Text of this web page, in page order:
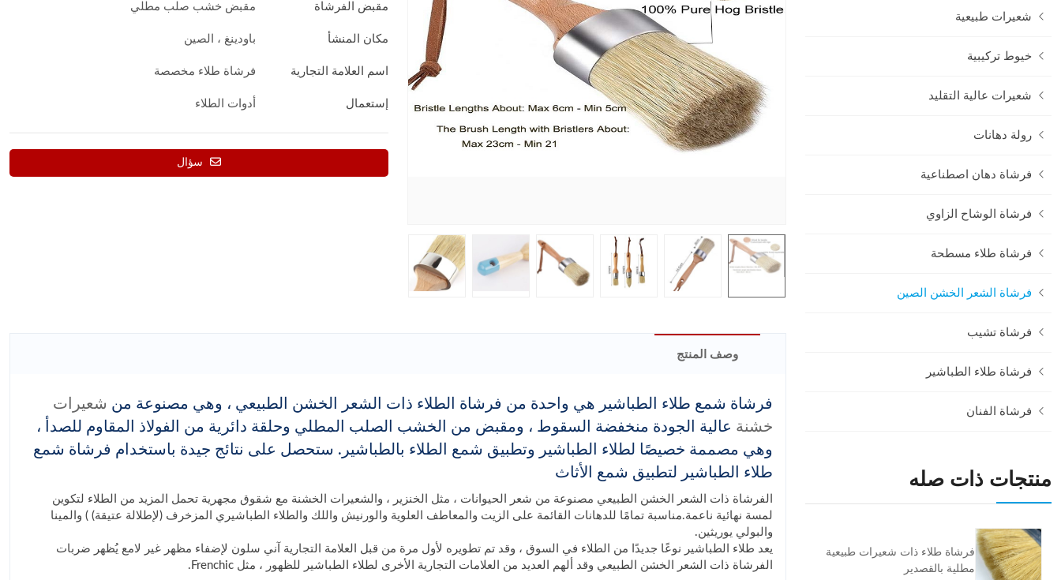
مقبض الفرشاة مقبض خشب صلب مطلي
مكان المنشأ باودينغ ، الصين
اسم العلامة التجارية فرشاة طلاء مخصصة
إستعمال أدوات الطلاء
سؤال
وصف المنتج
فرشاة شمع طلاء الطباشير هي واحدة من فرشاة الطلاء ذات الشعر الخشن الطبيعي ، وهي مصنوعة من شعيرات
خشنة عالية الجودة منخفضة السقوط ، ومقبض من الخشب الصلب المطلي وحلقة دائرية من الفولاذ المقاوم للصدأ ،
وهي مصممة خصيصًا لطلاء الطباشير وتطبيق شمع الطلاء بالطباشير. ستحصل على نتائج جيدة باستخدام فرشاة شمع
طلاء الطباشير لتطبيق شمع الأثاث
الفرشاة ذات الشعر الخشن الطبيعي مصنوعة من شعر الحيوانات ، مثل الخنزير ، والشعيرات الخشنة مع شقوق مجهرية تحمل المزيد من الطلاء لتكوين
لمسة نهائية ناعمة.مناسبة تمامًا للدهانات القائمة على الزيت والمعاطف العلوية والورنيش واللك والطلاء الطباشيري المزخرف (لإطلالة عتيقة) ) والمينا
والبولي يوريثين.
يعد طلاء الطباشير نوعًا جديدًا من الطلاء في السوق ، وقد تم تطويره لأول مرة من قبل العلامة التجارية آني سلون لإضفاء مظهر غير لامع يُظهر ضربات
الفرشاة ذات الشعر الخشن الطبيعي وقد ألهم العديد من العلامات التجارية الأخرى لطلاء الطباشير للظهور ، مثل Frenchic.
شعيرات طبيعية
خيوط تركيبية
شعيرات عالية التقليد
رولة دهانات
فرشاة دهان اصطناعية
فرشاة الوشاح الزاوي
فرشاة طلاء مسطحة
فرشاة الشعر الخشن الصين
فرشاة تشيب
فرشاة طلاء الطباشير
فرشاة الفنان
منتجات ذات صله
فرشاة طلاء ذات شعيرات طبيعية
مطلية بالقصدير